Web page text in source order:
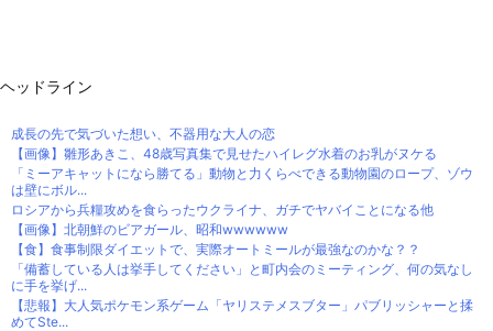
ヘッドライン
成長の先で気づいた想い、不器用な大人の恋
【画像】雛形あきこ、48歳写真集で見せたハイレグ水着のお乳がヌケる
「ミーアキャットになら勝てる」動物と力くらべできる動物園のロープ、ゾウ
は壁にボル...
ロシアから兵糧攻めを食らったウクライナ、ガチでヤバイことになる他
【画像】北朝鮮のビアガール、昭和wwwwww
【食】食事制限ダイエットで、実際オートミールが最強なのかな？？
「備蓄している人は挙手してください」と町内会のミーティング、何の気なし
に手を挙げ...
【悲報】大人気ポケモン系ゲーム「ヤリステメスブター」パブリッシャーと揉
めてSte...